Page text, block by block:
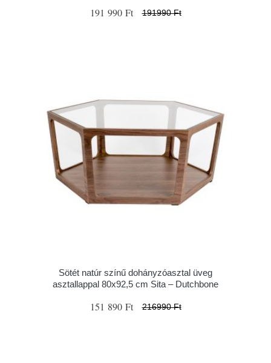
191 990 Ft 191990 Ft
Sötét natúr színű dohányzóasztal üveg
asztallappal 80x92,5 cm Sita – Dutchbone
151 890 Ft 216990 Ft